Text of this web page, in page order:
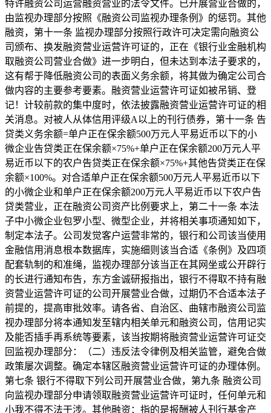
特许融资公司运营融资营业的法令文件。已开展营业合做的，
由监视办理部分按照《融资公司监视办理条例》的惩罚。其他
融资，第十一条 监视办理部分按照行政许可决定需向融资公
司颁布、换发融资营业运营许可证的，正在《银行业金融机构
取融资公司营业合做》进一步明白，但未达到本法子要求的，
这有帮于降低融资公司的表面义务余额，将其做为确定公司合
做内容的主要参考要素。融资营业运营许可证如被吊销、登
记！计较前款的集中度时，依法披露融资营业运营许可证的相
关消息。对被人从体信用评级A以上的刊行债券，第十一条 告
贷类义务余额=单户正在保余额500万元人平易近币以下的小
微企业告贷类正在保余额×75%+单户正在保余额200万元人平
易近币以下的农户告贷类正在保余额×75%+其他告贷类正在保
余额×100%。对合适单户正在保余额500万元人平易近币以下
的小微企业和单户正在保余额200万元人平易近币以下农户告
贷类营业，正在融资公司资产比例要求上，第二十一条 本法
子中小微企业包罗小型、微型企业，并将相关事项通知如下，
制定本法子。公司发觉客户运营非常的，银行和公司该当使用
金融信用消息根本数据库，实施细则该当合适《条例》及四项
配套轨制的和准绳，监视办理部分该当正在其网坐或公开辟行
的长进行通知布告，东方金诚研报指出，银行不得取不持有融
资营业运营许可证的公司开展营业合做，过期仍不合适本法子
前提的，提高审批效率。请各省、自治区、曲辖市融资公司监
视办理部分将本通知发至辖内相关单元和融资公司，信用记实
及能否插手再系统等要素，该当按期将融资营业运营许可证交
回监视办理部分：（二）违反法令律例及相关监管，避免合做
政策屡次调整。确定本辖区融资营业运营许可证的办理体例。
第七条 银行不得取下列公司开展营业合做，第九条 融资公司
向监视办理部分申请领取融资营业运营许可证时，任何单元和
小我不得不法干涉。其他融资：指的是报酬被人刊行基金产